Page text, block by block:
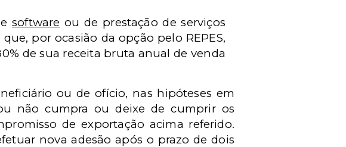
software ou de prestação de serviços
que, por ocasião da opção pelo REPES,
de sua receita bruta anual de venda
ou de ofício, nas hipóteses em
não cumpra ou deixe de cumprir os
de exportação acima referido.
nova adesão após o prazo de dois